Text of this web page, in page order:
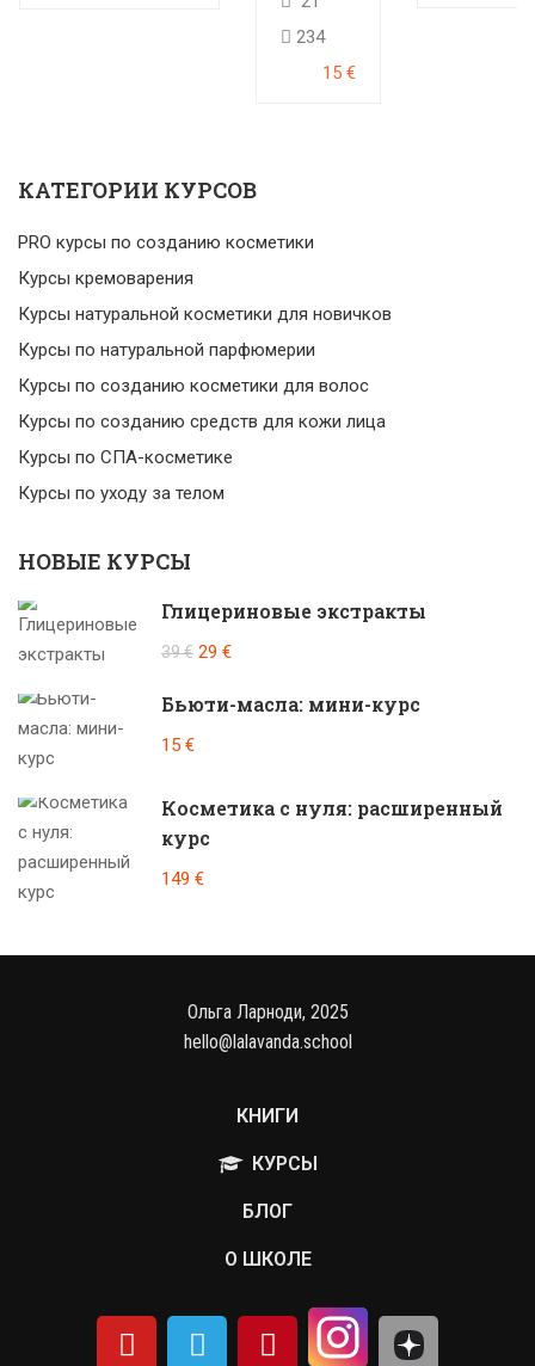
234
15 €
КАТЕГОРИИ КУРСОВ
PRO курсы по созданию косметики
Курсы кремоварения
Курсы натуральной косметики для новичков
Курсы по натуральной парфюмерии
Курсы по созданию косметики для волос
Курсы по созданию средств для кожи лица
Курсы по СПА-косметике
Курсы по уходу за телом
НОВЫЕ КУРСЫ
Глицериновые экстракты
39 € 29 €
Бьюти-масла: мини-курс
15 €
Косметика с нуля: расширенный
курс
149 €
Ольга Ларноди, 2025
hello@lalavanda.school
КНИГИ
КУРСЫ
БЛОГ
О ШКОЛЕ